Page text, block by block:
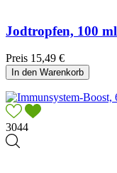
Jodtropfen, 100 ml
Preis 15,49 €
In den Warenkorb
3044